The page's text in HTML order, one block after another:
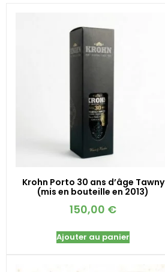
Krohn Porto 30 ans d’âge Tawny
(mis en bouteille en 2013)
150,00 €
Ajouter au panier